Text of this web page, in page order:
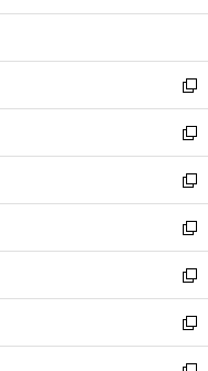
開
ウ
開
く
ン
ウ
で
開
く
ウ
ン
ド
ウ
で
開
く
新
し
い
ウ
ィ
ン
ド
ウ
で
開
く
新
し
い
ウ
ィ
ン
ド
ウ
で
開
新
し
い
ウ
ィ
ン
ド
ウ
新
し
い
ウ
ィ
ン
新
し
い
ウ
新
し